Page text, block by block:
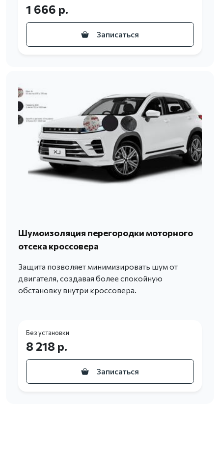
1 666 р.
Записаться
Шумоизоляция перегородки моторного
отсека кроссовера
Защита позволяет минимизировать шум от
двигателя, создавая более спокойную
обстановку внутри кроссовера.
Без установки
8 218 р.
Записаться